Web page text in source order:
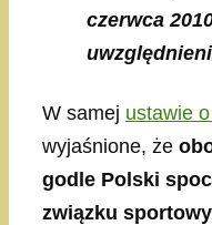
czerwca
W samej ustawie
wyjaśnione, że
godle Polski
związku